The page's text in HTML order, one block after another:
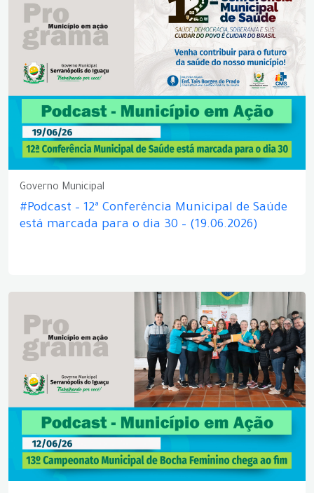
Governo Municipal
#Podcast – 12ª Conferência Municipal de Saúde
está marcada para o dia 30 – (19.06.2026)